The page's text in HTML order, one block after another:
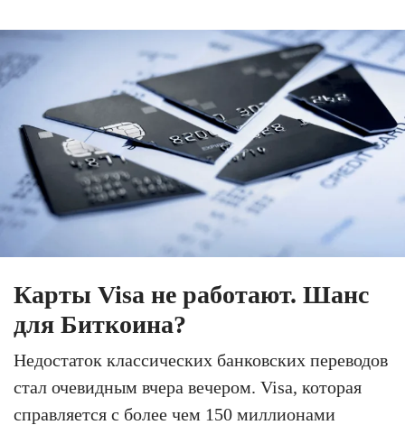
Карты Visa не работают. Шанс
для Биткоина?
Недостаток классических банковских переводов
стал очевидным вчера вечером. Visa, которая
справляется с более чем 150 миллионами